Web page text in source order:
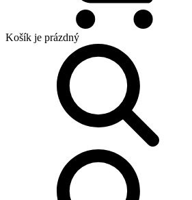
Košík je prázdný